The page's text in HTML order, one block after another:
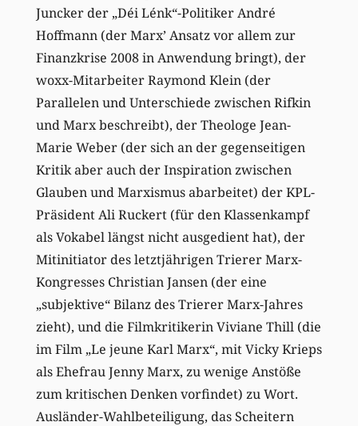
Juncker der „Déi Lénk“-Politiker André
Hoffmann (der Marx’ Ansatz vor allem zur
Finanzkrise 2008 in Anwendung bringt), der
woxx-Mitarbeiter Raymond Klein (der
Parallelen und Unterschiede zwischen Rifkin
und Marx beschreibt), der Theologe Jean-
Marie Weber (der sich an der gegenseitigen
Kritik aber auch der Inspiration zwischen
Glauben und Marxismus abarbeitet) der KPL-
Präsident Ali Ruckert (für den Klassenkampf
als Vokabel längst nicht ausgedient hat), der
Mitinitiator des letztjährigen Trierer Marx-
Kongresses Christian Jansen (der eine
„subjektive“ Bilanz des Trierer Marx-Jahres
zieht), und die Filmkritikerin Viviane Thill (die
im Film „Le jeune Karl Marx“, mit Vicky Krieps
als Ehefrau Jenny Marx, zu wenige Anstöße
zum kritischen Denken vorfindet) zu Wort.
Ausländer-Wahlbeteiligung, das Scheitern